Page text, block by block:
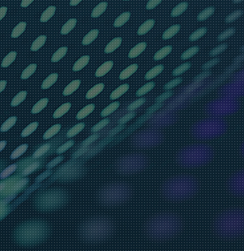
한국도로교통공단
tbn 교통방송 스마트앱
스마트폰 앱 스토어에서
"tbn"을 검색하시고 무료로
다운받으세요.
실시간 방송듣기
각 지역 라디오 방송을 청취하실
수 있습니다.